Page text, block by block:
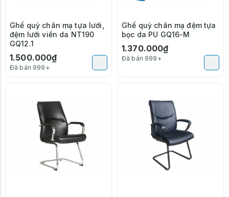
Ghế quỳ chân mạ tựa lưới,
đệm lưới viền da NT190
GQ12.1
1.500.000₫
Đã bán 999+
Ghế quỳ chân mạ đệm tựa
bọc da PU GQ16-M
1.370.000₫
Đã bán 999+